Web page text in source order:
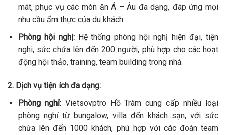
mát, phục vụ các món ăn Á – Âu đa dạng, đáp ứng mọi
nhu cầu ẩm thực của du khách.
Phòng hội nghị:Hệ thống phòng hội nghị hiện đại, tiện
nghi, sức chứa lên đến 200 người, phù hợp cho các hoạt
động hội thảo, training, team building trong nhà.
2. Dịch vụ tiện ích đa dạng:
Phòng nghỉ:Vietsovptro Hồ Tràm cung cấp nhiều loại
phòng nghỉ từ bungalow, villa đến khách sạn, với sức
chứa lên đến 1000 khách, phù hợp với các đoàn team